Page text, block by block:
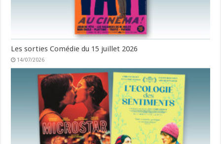
Les sorties Comédie du 15 juillet 2026
14/07/2026